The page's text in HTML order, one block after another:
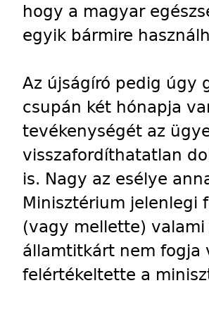
hogy a magyar
egyik bármire
Az újságíró pedig úgy
csupán két hónapja
tevékenységét az
visszafordíthatatlan
is. Nagy az esélye
Minisztérium jelenlegi
(vagy mellette)
államtitkárt nem fogja
felértékeltette a